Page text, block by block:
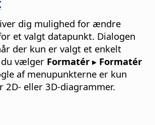
dig mulighed for ændre
et valgt datapunkt. Dialogen
der kun er valgt et enkelt
vælger Formatér ▸ Formatér
af menupunkterne er kun
eller 3D-diagrammer.